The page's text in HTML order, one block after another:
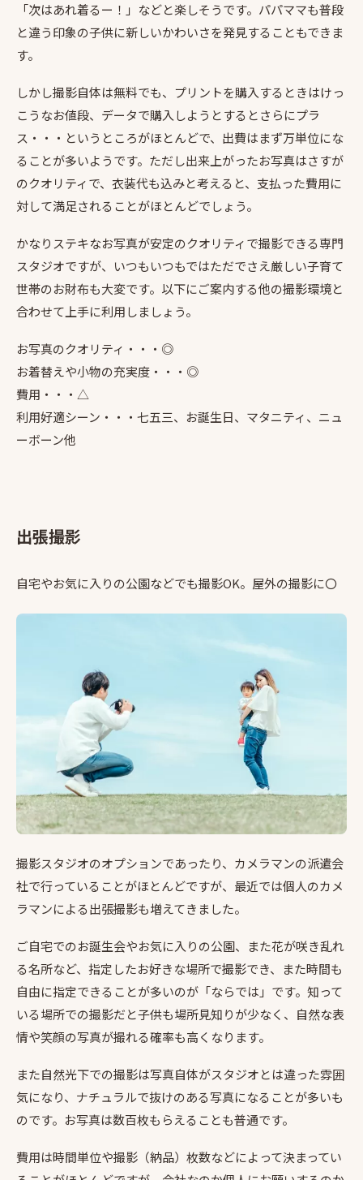
「次はあれ着るー！」などと楽しそうです。パパママも普段
と違う印象の子供に新しいかわいさを発見することもできま
す。
しかし撮影自体は無料でも、プリントを購入するときはけっ
こうなお値段、データで購入しようとするとさらにプラ
ス・・・というところがほとんどで、出費はまず万単位にな
ることが多いようです。ただし出来上がったお写真はさすが
のクオリティで、衣装代も込みと考えると、支払った費用に
対して満足されることがほとんどでしょう。
かなりステキなお写真が安定のクオリティで撮影できる専門
スタジオですが、いつもいつもではただでさえ厳しい子育て
世帯のお財布も大変です。以下にご案内する他の撮影環境と
合わせて上手に利用しましょう。
お写真のクオリティ・・・◎
お着替えや小物の充実度・・・◎
費用・・・△
利用好適シーン・・・七五三、お誕生日、マタニティ、ニュ
ーボーン他
出張撮影
自宅やお気に入りの公園などでも撮影OK。屋外の撮影に〇
撮影スタジオのオプションであったり、カメラマンの派遣会
社で行っていることがほとんどですが、最近では個人のカメ
ラマンによる出張撮影も増えてきました。
ご自宅でのお誕生会やお気に入りの公園、また花が咲き乱れ
る名所など、指定したお好きな場所で撮影でき、また時間も
自由に指定できることが多いのが「ならでは」です。知って
いる場所での撮影だと子供も場所見知りが少なく、自然な表
情や笑顔の写真が撮れる確率も高くなります。
また自然光下での撮影は写真自体がスタジオとは違った雰囲
気になり、ナチュラルで抜けのある写真になることが多いも
のです。お写真は数百枚もらえることも普通です。
費用は時間単位や撮影（納品）枚数などによって決まってい